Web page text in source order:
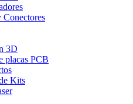
Conectores
3D
placas PCB
Kits